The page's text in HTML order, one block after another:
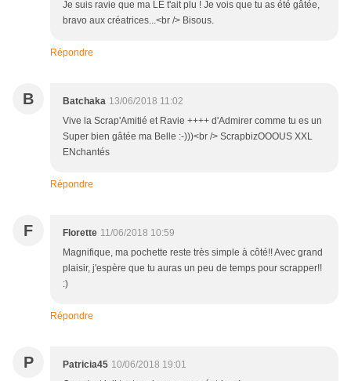
Je suis ravie que ma LE t'ait plu ! Je vois que tu as été gâtée,
bravo aux créatrices...<br /> Bisous.
Répondre
B Batchaka 13/06/2018 11:02
Vive la Scrap'Amitié et Ravie ++++ d'Admirer comme tu es un
Super bien gâtée ma Belle :-)))<br /> ScrapbizOOOUS XXL
ENchantés
Répondre
F Florette 11/06/2018 10:59
Magnifique, ma pochette reste très simple à côté!! Avec grand
plaisir, j'espère que tu auras un peu de temps pour scrapper!!
:)
Répondre
P Patricia45 10/06/2018 19:01